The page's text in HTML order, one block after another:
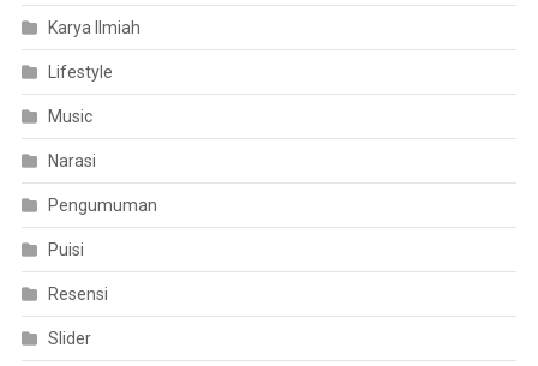
Karya Ilmiah
Lifestyle
Music
Narasi
Pengumuman
Puisi
Resensi
Slider